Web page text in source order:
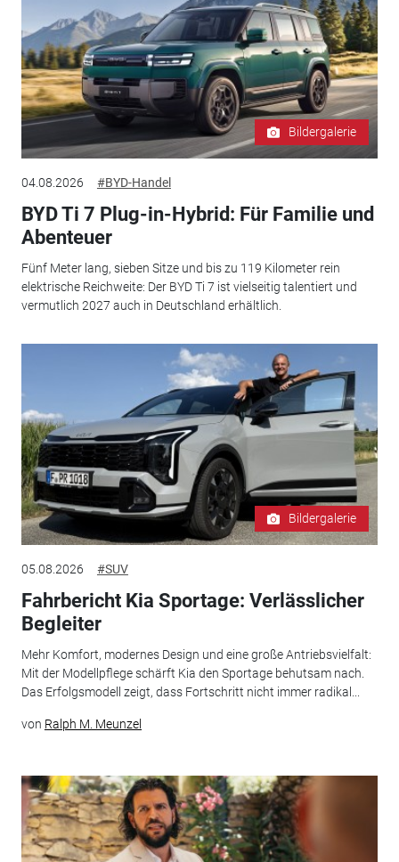
Bildergalerie
04.08.2026 #BYD-Handel
BYD Ti 7 Plug-in-Hybrid: Für Familie und
Abenteuer
Fünf Meter lang, sieben Sitze und bis zu 119 Kilometer rein
elektrische Reichweite: Der BYD Ti 7 ist vielseitig talentiert und
vermutlich 2027 auch in Deutschland erhältlich.
Bildergalerie
05.08.2026 #SUV
Fahrbericht Kia Sportage: Verlässlicher
Begleiter
Mehr Komfort, modernes Design und eine große Antriebsvielfalt:
Mit der Modellpflege schärft Kia den Sportage behutsam nach.
Das Erfolgsmodell zeigt, dass Fortschritt nicht immer radikal...
von Ralph M. Meunzel